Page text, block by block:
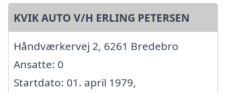
KVIK AUTO V/H ERLING PETERSEN
Håndværkervej 2, 6261 Bredebro
Ansatte: 0
Startdato: 01. april 1979,